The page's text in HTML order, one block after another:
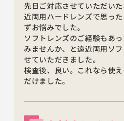
先日ご対応させていただい
近両用ハードレンズで思っ
ずお悩みでした。
ソフトレンズのご経験もあ
みませんか、と遠近両用ソ
せていただきました。
検査後、良い。これなら使
だけました。